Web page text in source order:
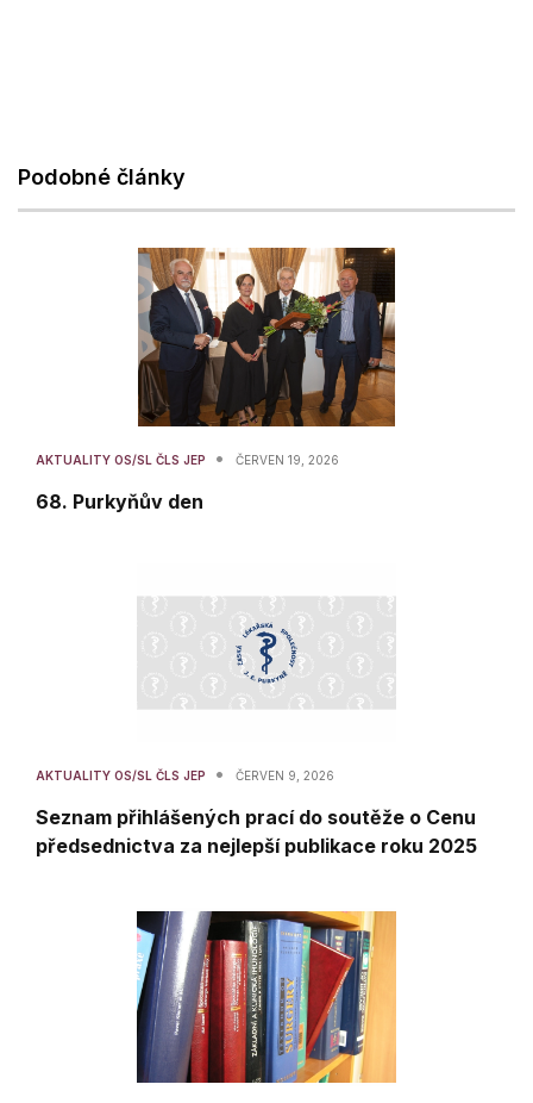
Podobné články
AKTUALITY OS/SL ČLS JEP • ČERVEN 19, 2026
68. Purkyňův den
AKTUALITY OS/SL ČLS JEP • ČERVEN 9, 2026
Seznam přihlášených prací do soutěže o Cenu
předsednictva za nejlepší publikace roku 2025